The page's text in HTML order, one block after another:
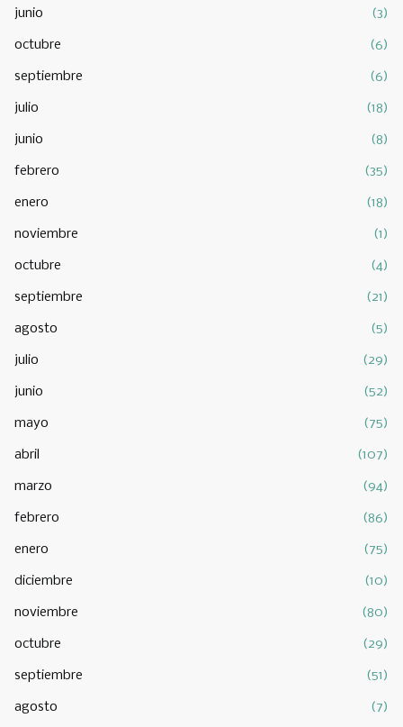
junio (3)
octubre (6)
septiembre (6)
julio (18)
junio (8)
febrero (35)
enero (18)
noviembre (1)
octubre (4)
septiembre (21)
agosto (5)
julio (29)
junio (52)
mayo (75)
abril (107)
marzo (94)
febrero (86)
enero (75)
diciembre (10)
noviembre (80)
octubre (29)
septiembre (51)
agosto (7)